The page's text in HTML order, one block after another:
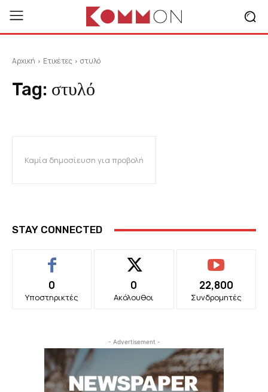
Αρχική Ετικέτες στυλό
Tag: στυλό
Καμία δημοσίευση για προβολή
STAY CONNECTED
0
Υποστηρικτές
0
Ακόλουθοι
22,800
Συνδρομητές
- Advertisement -